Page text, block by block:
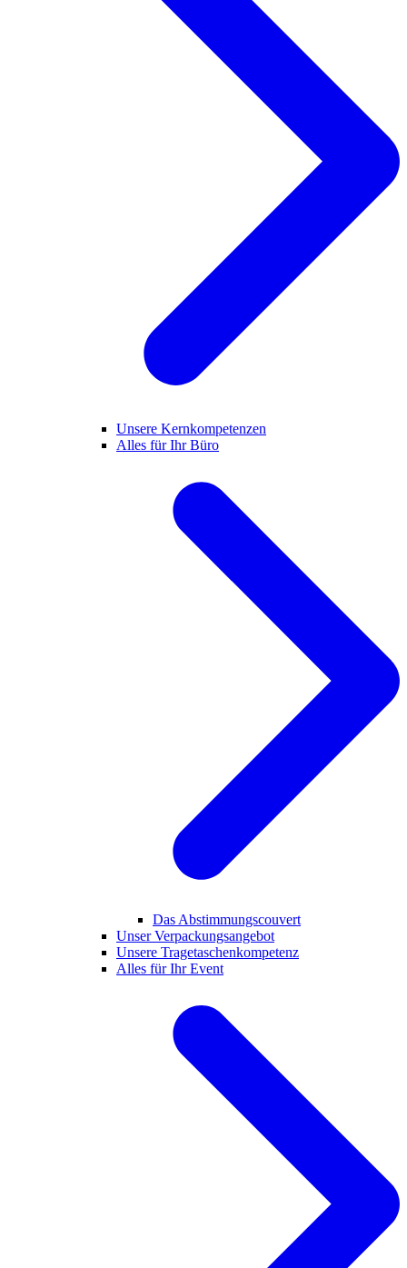
Unsere Kernkompetenzen
Alles für Ihr Büro
Das Abstimmungscouvert
Unser Verpackungsangebot
Unsere Tragetaschenkompetenz
Alles für Ihr Event